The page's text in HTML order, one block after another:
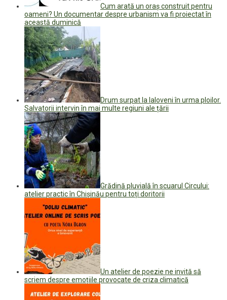
Cum arată un oraș construit pentru
oameni? Un documentar despre urbanism va fi proiectat în
această duminică
Drum surpat la Ialoveni în urma ploilor.
Salvatorii intervin în mai multe regiuni ale țării
Grădină pluvială în scuarul Circului:
atelier practic în Chișinău pentru toți doritorii
Un atelier de poezie ne invită să
scriem despre emoțiile provocate de criza climatică